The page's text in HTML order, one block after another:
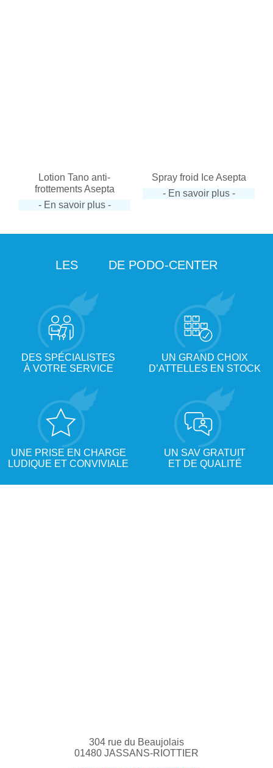
Lotion Tano anti-
frottements Asepta
- En savoir plus -
Spray froid Ice Asepta
- En savoir plus -
LES DE PODO-CENTER
DES SPÉCIALISTES
À VOTRE SERVICE
UN GRAND CHOIX
D’ATTELLES EN STOCK
UNE PRISE EN CHARGE
LUDIQUE ET CONVIVIALE
UN SAV GRATUIT
ET DE QUALITÉ
304 rue du Beaujolais
01480 JASSANS-RIOTTIER